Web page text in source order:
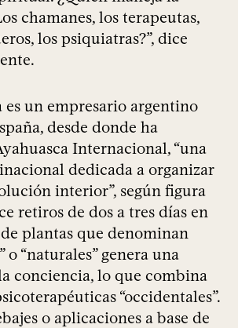
chamanes, los terapeutas,
los psiquiatras?”, dice
es un empresario argentino
desde donde ha
Internacional, “una
dedicada a organizar
interior”, según figura
retiros de dos a tres días en
plantas que denominan
o “naturales” genera una
conciencia, lo que combina
“occidentales”.
o aplicaciones a base de